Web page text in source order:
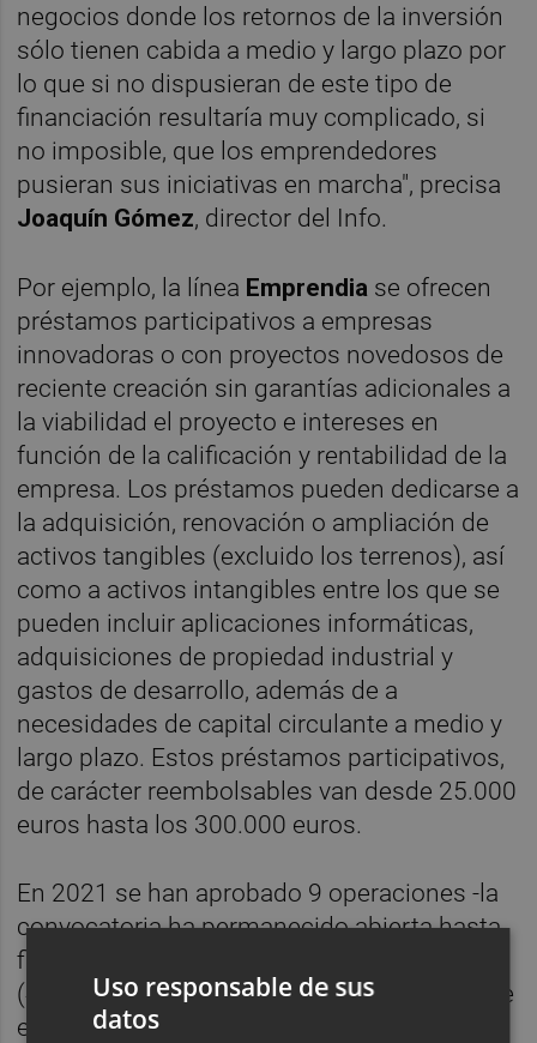
negocios donde los retornos de la inversión
sólo tienen cabida a medio y largo plazo por
lo que si no dispusieran de este tipo de
financiación resultaría muy complicado, si
no imposible, que los emprendedores
pusieran sus iniciativas en marcha", precisa
Joaquín Gómez, director del Info.
Por ejemplo, la línea Emprendia se ofrecen
préstamos participativos a empresas
innovadoras o con proyectos novedosos de
reciente creación sin garantías adicionales a
la viabilidad el proyecto e intereses en
función de la calificación y rentabilidad de la
empresa. Los préstamos pueden dedicarse a
la adquisición, renovación o ampliación de
activos tangibles (excluido los terrenos), así
como a activos intangibles entre los que se
pueden incluir aplicaciones informáticas,
adquisiciones de propiedad industrial y
gastos de desarrollo, además de a
necesidades de capital circulante a medio y
largo plazo. Estos préstamos participativos,
de carácter reembolsables van desde 25.000
euros hasta los 300.000 euros.
En 2021 se han aprobado 9 operaciones -la
convocatoria ha permanecido abierta hasta
finales de año- por valor de 843.499 euros
(44 operaciones y algo más de 4 millones de
euros desde 2016).
Uso responsable de sus
datos